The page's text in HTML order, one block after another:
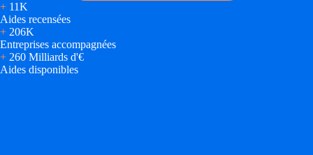
+ 11K
Aides recensées
+ 206K
Entreprises accompagnées
+ 260 Milliards d'€
Aides disponibles